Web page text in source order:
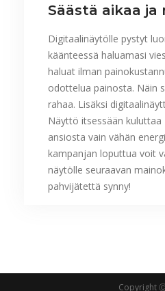
Säästä aikaa ja
Digitaalinäytölle pystyt
käänteessä haluamasi
haluat ilman
odottelua painosta. Näin
rahaa. Lisäksi
Näyttö itsessään kuluttaa
ansiosta vain vähän
kampanjan loputtua voit
näytölle seuraavan
pahvijätettä synny!
Copyright